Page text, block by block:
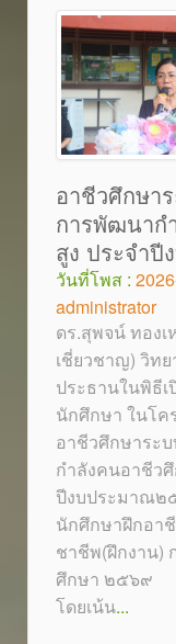
อาชีวศึกษา
การพัฒนาก
สูง ประจำ
วันที่โพส :
administrator
ดร.สุพจน์ ทองเ
เชี่ยวชาญ) วิทย
ประธานในพิธี
นักศึกษา ในโค
อาชีวศึกษาระ
กำลังคนอาชีว
ปีงบประมาณ๒
นักศึกษาฝึกอา
ชาชีพ(ฝึกงาน)
ศึกษา ๒๕๖๙
โดยเน้น...